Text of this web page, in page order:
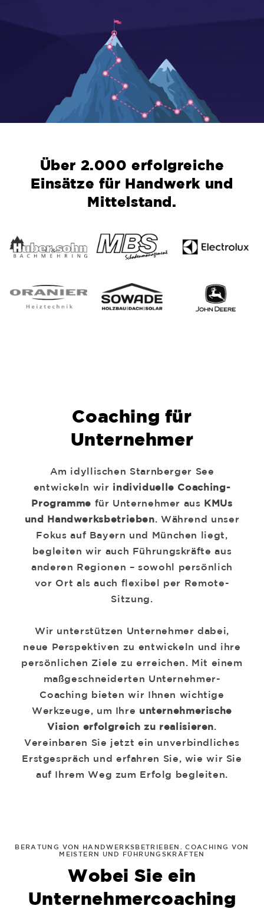
Über 2.000 erfolgreiche
Einsätze für Handwerk und
Mittelstand.
Coaching für
Unternehmer
Am idyllischen Starnberger See
entwickeln wir individuelle Coaching-
Programme für Unternehmer aus KMUs
und Handwerksbetrieben . Während unser
Fokus auf Bayern und München liegt,
begleiten wir auch Führungskräfte aus
anderen Regionen – sowohl persönlich
vor Ort als auch flexibel per Remote-
Sitzung.
Wir unterstützen Unternehmer dabei,
neue Perspektiven zu entwickeln und ihre
persönlichen Ziele zu erreichen. Mit einem
maßgeschneiderten Unternehmer-
Coaching bieten wir Ihnen wichtige
Werkzeuge, um Ihre unternehmerische
Vision erfolgreich zu realisieren
Vereinbaren Sie jetzt ein unverbindliches
Erstgespräch und erfahren Sie, wie wir Sie
auf Ihrem Weg zum Erfolg begleiten.
BERATUNG VON HANDWERKSBETRIEBEN. COACHING VON
MEISTERN UND FÜHRUNGSKRÄFTEN
Wobei Sie ein
Unternehmercoaching